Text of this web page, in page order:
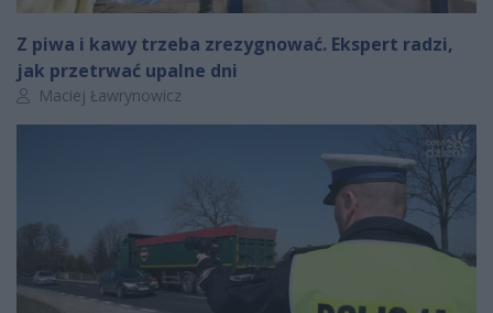
Z piwa i kawy trzeba zrezygnować. Ekspert radzi,
jak przetrwać upalne dni
Autor artykułu:
Maciej Ławrynowicz